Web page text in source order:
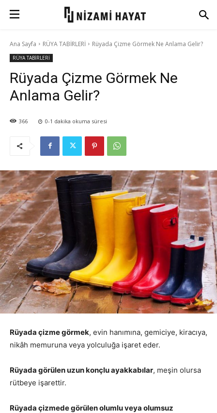
Ana Sayfa RÜYA TABİRLERİ Rüyada Çizme Görmek Ne Anlama Gelir?
RÜYA TABİRLERİ
Rüyada Çizme Görmek Ne
Anlama Gelir?
366 0-1 dakika okuma süresi
Rüyada çizme görmek, evin hanımına, gemiciye, kiracıya,
nikâh memuruna veya yolculuğa işaret eder.
Rüyada görülen uzun konçlu ayakkabılar, meşin olursa
rütbeye işarettir.
Rüyada çizmede görülen olumlu veya olumsuz